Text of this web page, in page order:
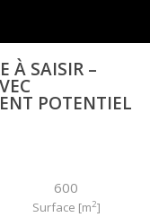
À SAISIR –
POTENTIEL
600
Surface [m2]